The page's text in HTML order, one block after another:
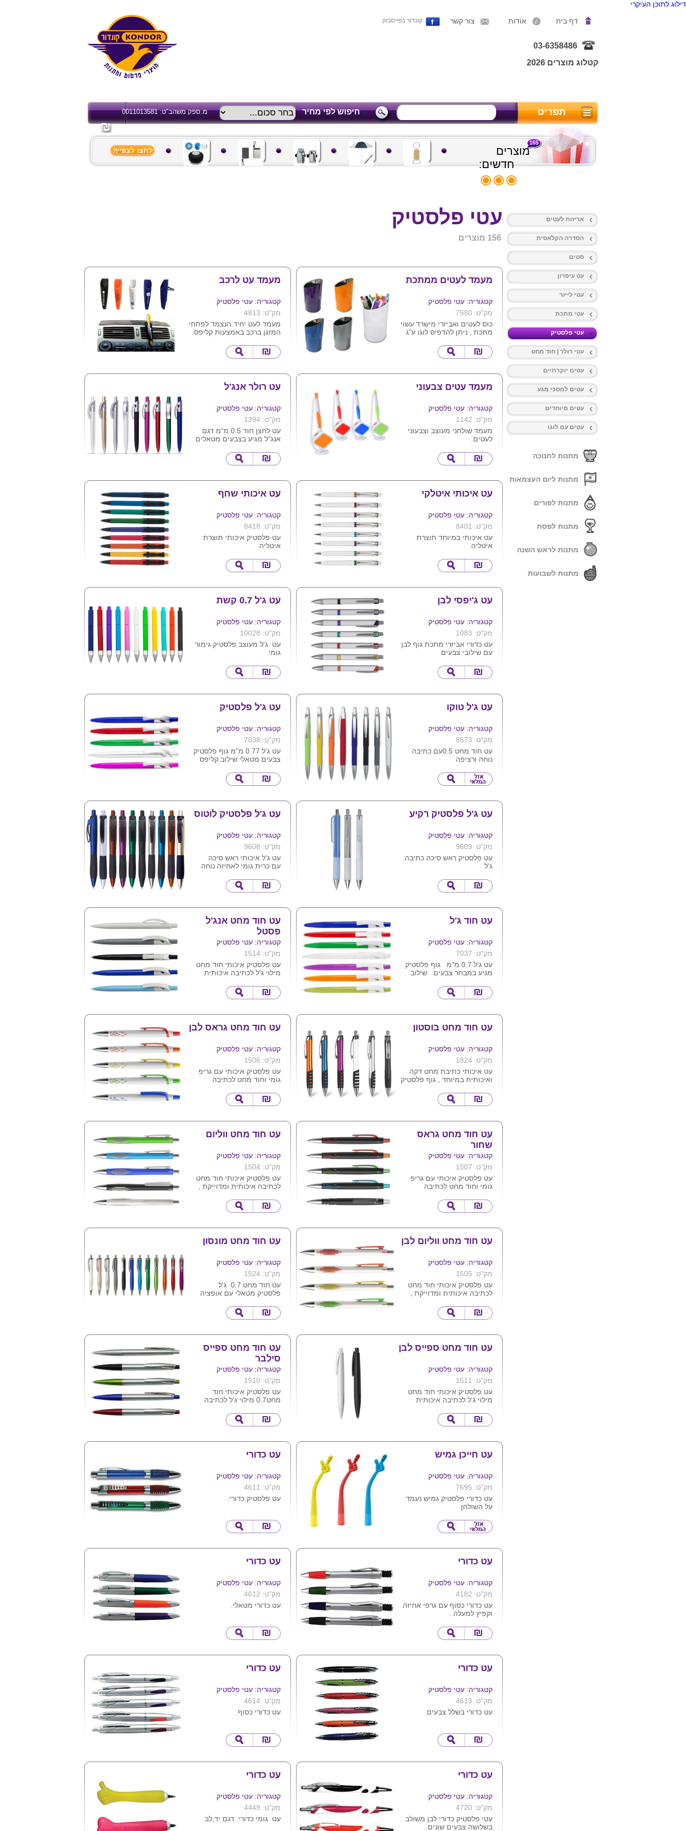
דילוג לתוכן העיקרי
דף בית אודות צור קשר קונדור בפייסבוק
03-6358486
קטלוג מוצרים 2026
תפריט חיפוש לפי מחיר מ.ספק משהב"ט: 0011013581
מוצרים
חדשים:
165
לחצו לצפייה
אריזות לעטים
הסדרה הקלאסית
סטים
עט עיפרון
עטי לייזר
עטי מתכת
עטי פלסטיק
עטי רולר | חוד מחט
עטים יוקרתיים
עטים למסכי מגע
עטים מיוחדים
עטים עם לוגו
מתנות לחנוכה
מתנות ליום העצמאות
מתנות לפורים
מתנות לפסח
מתנות לראש השנה
מתנות לשבועות
עטי פלסטיק
156 מוצרים
מעמד לעטים ממתכת
קטגוריה: עטי פלסטיק
מק"ט: 7580
כוס לעטים ואביזרי מישרד עשוי
מתכת , ניתן להדפיס לוגו ע"ג
ס"מ
מעמד עט לרכב
קטגוריה: עטי פלסטיק
מק"ט: 4813
מעמד לעט יחיד הנצמד לפתחי
המזגן ברכב באמצעות קליפס.
קשיח ומגיע במבחר צבעים,ניתן
למתג שם החברה.
בתוספת תשלום ) עם מגווןעטי
.
מעמד עטים צבעוני
קטגוריה: עטי פלסטיק
מק"ט: 1142
מעמד שולחני מעוצב וצבעוני
לעטים.
עט רולר אנג'ל
קטגוריה: עטי פלסטיק
מק"ט: 1394
עט לחצן חוד 0.5 מ"מ דגם
אנג"ל מגיע בצבעים מטאלים
ניתן למתג את גוף העט בלוגו
חברה
עט איכותי איטלקי
קטגוריה: עטי פלסטיק
מק"ט: 8401
עט איכותי במיוחד תוצרת
איטליה
עט איכותי שחף
קטגוריה: עטי פלסטיק
מק"ט: 8418
עט פלסטיק איכותי תוצרת
איטליה
מגיע במגוון צבעים
עט ג'יפסי לבן
קטגוריה: עטי פלסטיק
מק"ט: 1083
עט כדורי אביזרי מתכת גוף לבן
עם שילובי צבעים
עט ג'ל 0.7 קשת
קטגוריה: עטי פלסטיק
מק"ט: 10028
עט ג'ל מעוצב פלסטיק גימור
גומי
ממושך יותר
דיו תוצרת גרמיה
ניתן להדפיס לוגו של הלקוח
עט ג'ל טוקו
קטגוריה: עטי פלסטיק
מק"ט: 8573
עט חוד מחט 0.5עם כתיבה
נוחה ורציפה
ופתיחה של העט
מגיע בשלל צבעים מרהיבים
עט ג'ל פלסטיק
קטגוריה: עטי פלסטיק
מק"ט: 7038
עט ג'ל 0.77 מ"מ גוף פלסטיק
צבעים מטאלי שילוב קליפס
עט ג'ל פלסטיק רקיע
קטגוריה: עטי פלסטיק
מק"ט: 9609
עט פלסטיק ראש סיכה כתיבה
ג'ל
כולל גריפ גומי לנוחות אחיזה
מגיע בצבעים לבן כסוף כחול
עט ג'ל פלסטיק לוטוס
קטגוריה: עטי פלסטיק
מק"ט: 9608
עט ג'ל איכותי ראש סיכה
עם כרית גומי לאחיזה נוחה
מגיע במבחר צבעים
עט חוד ג'ל
קטגוריה: עטי פלסטיק
מק"ט: 7037
עט ג'ל 0.7 מ"מ גוף פלסטיק
מגיע במבחר צבעים שילוב
עט חוד מחט אנג'ל
פסטל
קטגוריה: עטי פלסטיק
מק"ט: 1514
עט פלסטיק איכותי חוד מחט
מילוי ג'ל לכתיבה איכותית
לפי תמונה . ניתן להדפיס לוגו
ע"ג המוצר .
עט חוד מחט בוסטון
קטגוריה: עטי פלסטיק
מק"ט: 1824
עט איכותי כתיבת מחט דקה
ואיכותית במיוחד , גוף פלסטיק
מגיע בצבעים מטאלים לפי
תמונה .
עט חוד מחט גראס לבן
קטגוריה: עטי פלסטיק
מק"ט: 1506
עט פלסטיק איכותי עם גריפ
גומי וחוד מחט לכתיבה
צבעים על בסיס לבן לפי תמונה
. ניתן להדפיס לוגו ע"ג המוצר .
עט חוד מחט גראס
שחור
קטגוריה: עטי פלסטיק
מק"ט: 1507
עט פלסטיק איכותי עם גריפ
גומי וחוד מחט לכתיבה
צבעים על בסיס שחור לפי
תמונה . ניתן להדפיס לוגו ע"ג
עט חוד מחט ווליום
קטגוריה: עטי פלסטיק
מק"ט: 1504
עט פלסטיק איכותי חוד מחט
לכתיבה איכותית ומדוייקת ,
ניתן להדפיס לוגו ע"ג המוצר .
עט חוד מחט ווליום לבן
קטגוריה: עטי פלסטיק
מק"ט: 1505
עט פלסטיק איכותי חוד מחט
לכתיבה איכותית ומדוייקת ,
לבן לפי תמונה . ניתן להדפיס
לוגו ע"ג המוצר .
עט חוד מחט מונסון
קטגוריה: עטי פלסטיק
מק"ט: 1524
עט חוד מחט 0.7 ג'ל
פלסטיק מטאלי עם אופציה
מגוון צבעים לפי תמונה
עט חוד מחט ספייס לבן
קטגוריה: עטי פלסטיק
מק"ט: 1511
עט פלסטיק איכותי חוד מחט
מילוי ג'ל לכתיבה איכותית
לבן לפי תמונה . ניתן להדפיס
לוגו ע"ג המוצר .
עט חוד מחט ספייס
סילבר
קטגוריה: עטי פלסטיק
מק"ט: 1510
עט פלסטיק איכותי חוד
מחט0.7 מילוי ג'ל לכתיבה
צבעים על בסיס כסף לפי
תמונה . ניתן להדפיס לוגו ע"ג
עט חייכן גמיש
קטגוריה: עטי פלסטיק
מק"ט: 7695
עט כדורי פלסטיק גמיש נעמד
על השולחן
לא ניתן למתג את העט
עט כדורי
קטגוריה: עטי פלסטיק
מק"ט: 4611
עט פלסטיק כדורי.
עט כדורי
קטגוריה: עטי פלסטיק
מק"ט: 4182
עט כדורי כסוף עם גרפי אחיזה
וקפיץ למעלה .
עט כדורי
קטגוריה: עטי פלסטיק
מק"ט: 4612
עט כדורי מטאלי.
עט כדורי
קטגוריה: עטי פלסטיק
מק"ט: 4613
עט כדורי בשלל צבעים.
עט כדורי
קטגוריה: עטי פלסטיק
מק"ט: 4614
עט כדורי כסוף.
עט כדורי
קטגוריה: עטי פלסטיק
מק"ט: 4720
עטי פלסטיק כדורי לבן משולב
בשלושה צבעים שונים.
עט כדורי
קטגוריה: עטי פלסטיק
מק"ט: 4449
עט גומי כדורי. דגם יד,לב